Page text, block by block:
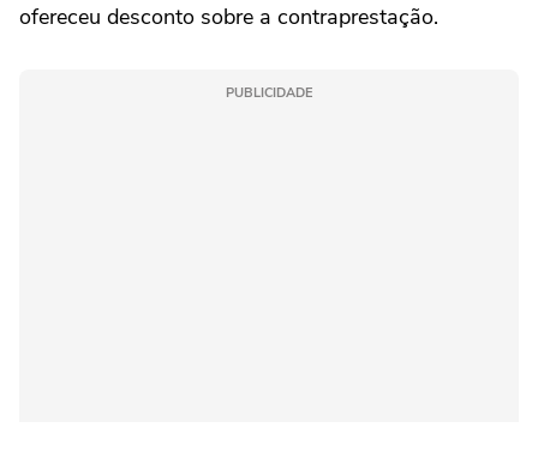
ofereceu desconto sobre a contraprestação.
PUBLICIDADE